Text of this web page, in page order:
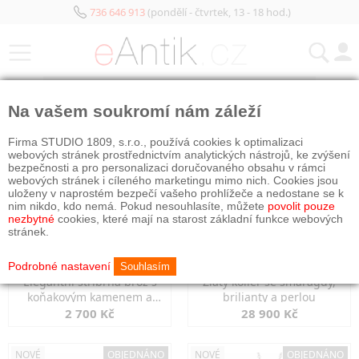
736 646 913(pondělí - čtvrtek, 13 - 18 hod.)
Elegantní stříbrná brož s
koňakovým kamenem a
markazity
2 700 Kč
Zlatý kolier se smaragdy,
brilianty a perlou
28 900 Kč
NOVÉ OBJEDNÁNO NOVÉ OBJEDNÁNO
Na vašem soukromí nám záleží
Firma STUDIO 1809, s.r.o., používá cookies k optimalizaci
webových stránek prostřednictvím analytických nástrojů, ke zvýšení
bezpečnosti a pro personalizaci doručovaného obsahu v rámci
webových stránek i cíleného marketingu mimo nich. Cookies jsou
uloženy v naprostém bezpečí vašeho prohlížeče a nedostane se k
nim nikdo, kdo nemá. Pokud nesouhlasíte, můžete povolit pouze
nezbytné cookies, které mají na starost základní funkce webových
stránek.
Podrobné nastavení Souhlasím